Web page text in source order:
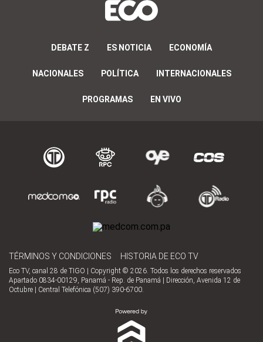
DEBATE Z ES NOTICIA ECONOMÍA
NACIONALES POLÍTICA INTERNACIONALES
PROGRAMAS EN VIVO
TÉRMINOS Y CONDICIONES HISTORIA DE ECO TV
Eco TV, canal 28 de TIGO | Copyright © 2026. Todos los derechos reservados
Apartado 0834-00129, Panamá - Rep. de Panamá | Dirección, Avenida 12 de
Octubre | Central Telefónica (507) 390-6700.